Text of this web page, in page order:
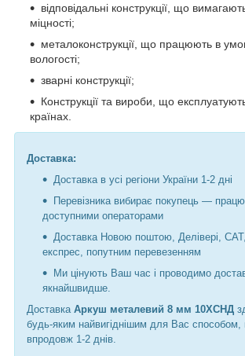
відповідальні конструкції, що
міцності;
металоконструкції, що працюють в
вологості;
зварні конструкції;
Конструкції та вироби, що
країнах.
Доставка:
Доставка в усі регіони України 1-2 дні
Перевізника вибирає покупець —
доступними операторами
Доставка Новою поштою, Делівері,
експрес, попутним перевезенням
Ми цінують Ваш час і проводимо
якнайшвидше.
Доставка Аркуш металевий 8 мм 10ХСНД
будь-яким найвигіднішим для Вас способом,
впродовж 1-2 днів.